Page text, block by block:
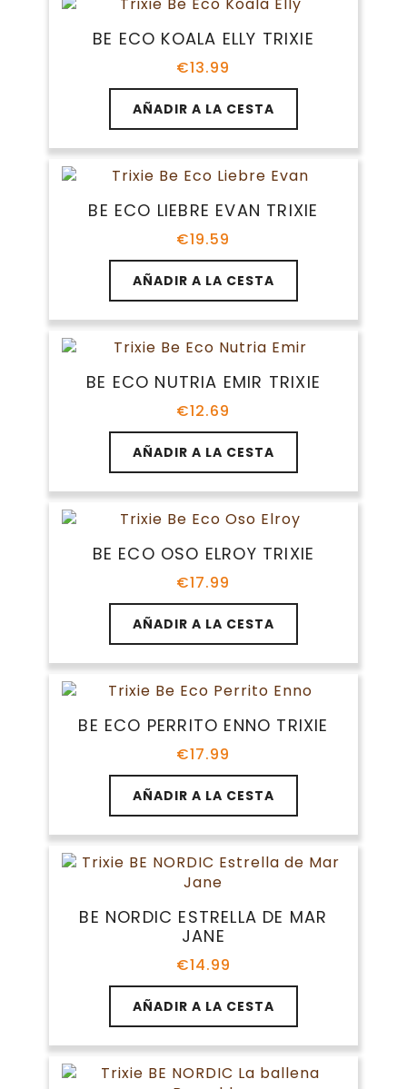
BE ECO KOALA ELLY TRIXIE
€13.99
AÑADIR A LA CESTA
BE ECO LIEBRE EVAN TRIXIE
€19.59
AÑADIR A LA CESTA
BE ECO NUTRIA EMIR TRIXIE
€12.69
AÑADIR A LA CESTA
BE ECO OSO ELROY TRIXIE
€17.99
AÑADIR A LA CESTA
BE ECO PERRITO ENNO TRIXIE
€17.99
AÑADIR A LA CESTA
BE NORDIC ESTRELLA DE MAR
JANE
€14.99
AÑADIR A LA CESTA